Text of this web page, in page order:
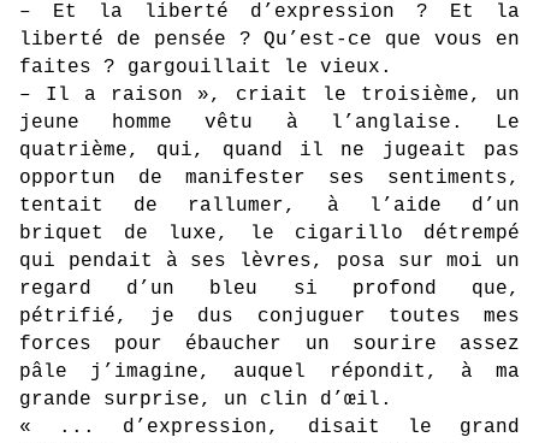
– Et la liberté d’expression ? Et la
liberté de pensée ? Qu’est-ce que vous en
faites ? gargouillait le vieux.
– Il a raison », criait le troisième, un
jeune homme vêtu à l’anglaise. Le
quatrième, qui, quand il ne jugeait pas
opportun de manifester ses sentiments,
tentait de rallumer, à l’aide d’un
briquet de luxe, le cigarillo détrempé
qui pendait à ses lèvres, posa sur moi un
regard d’un bleu si profond que,
pétrifié, je dus conjuguer toutes mes
forces pour ébaucher un sourire assez
pâle j’imagine, auquel répondit, à ma
grande surprise, un clin d’œil.
« ... d’expression, disait le grand